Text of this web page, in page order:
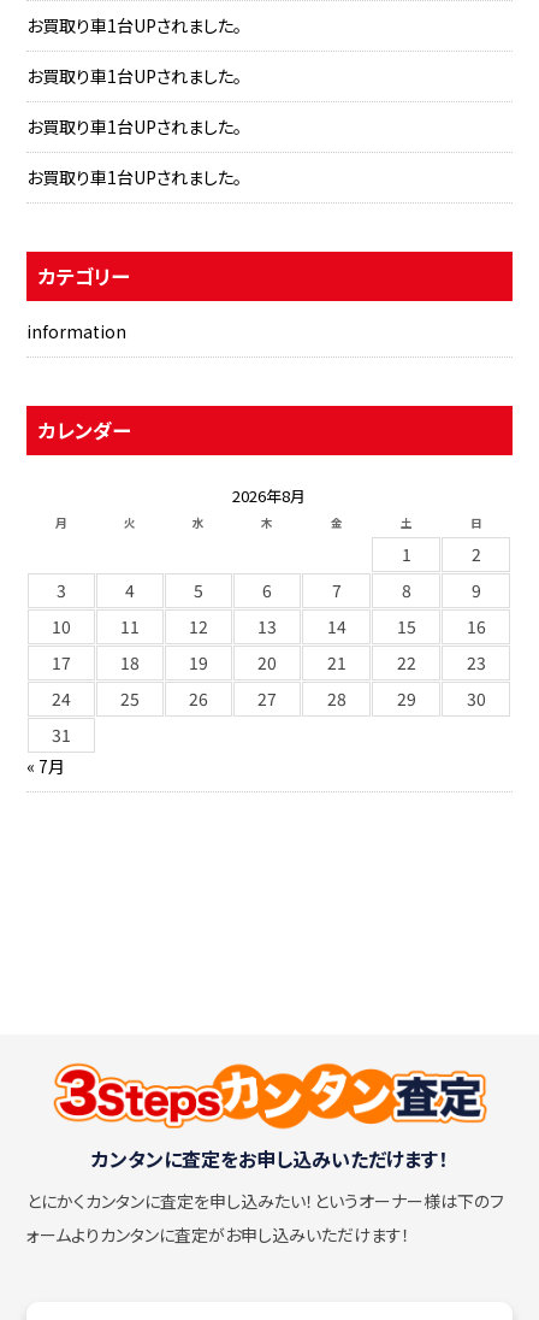
お買取り車1台UPされました。
お買取り車1台UPされました。
お買取り車1台UPされました。
お買取り車1台UPされました。
カテゴリー
information
カレンダー
2026年8月
月 火 水 木 金 土 日
1
2
3
4 5 6 7 8
9
10
11 12 13 14 15
16
17
18 19 20 21 22
23
24
25 26 27 28 29
30
31
« 7月
カンタンに査定をお申し込みいただけます！
とにかくカンタンに査定を申し込みたい！ というオーナー様は下のフ
ォームよりカンタンに査定がお申し込みいただけます！